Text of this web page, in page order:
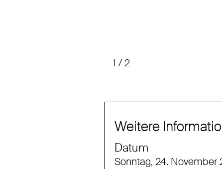
1 /2
Weitere
Datum
Sonntag, 24. November